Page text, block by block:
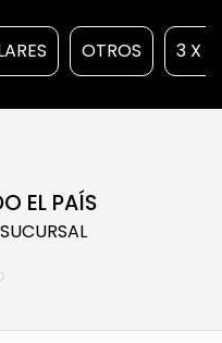
OTROS 3 X 2
EL PAÍS